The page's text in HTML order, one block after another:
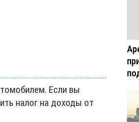
Если вы
налог на доходы от